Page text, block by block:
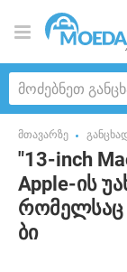
მთავარზე
"13-inch
Apple-ის
რომელსაც
ბი